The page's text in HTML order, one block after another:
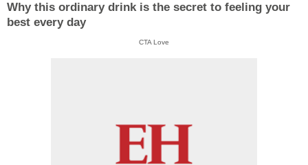
Why this ordinary drink is the secret to feeling your
best every day
CTA Love